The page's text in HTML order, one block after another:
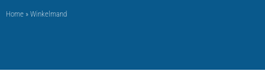
Home » Winkelmand